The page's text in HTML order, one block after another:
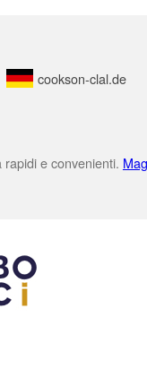
cookson-clal.de
e convenienti.